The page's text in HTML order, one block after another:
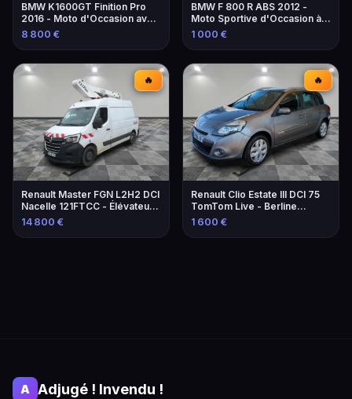
BMW K1600GT Finition Pro
2016 - Moto d'Occasion avec
Équipements
8 800 €
BMW F 800 R ABS 2012 -
Moto Sportive d'Occasion à
Marseille
1 000 €
🔥
Renault Master FGN L2H2 DCI
Nacelle 121FTCC - Élévateur
de 2021
14 800 €
🔥
Renault Clio Estate III DCI 75
TomTom Live - Berline
familiale économique
1 600 €
A Adjugé ! Invendu !